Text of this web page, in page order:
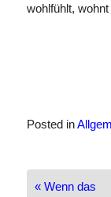
wohlfühlt,
Posted in
« Wenn das